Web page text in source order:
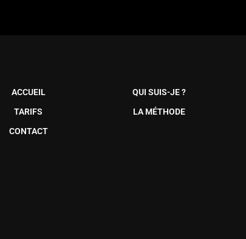
ACCUEIL
TARIFS
CONTACT
QUI SUIS-JE ?
LA MÉTHODE